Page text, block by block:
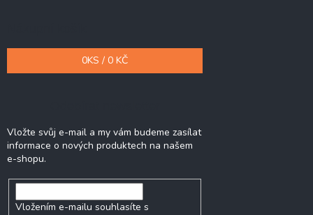
0KS / 0 KČ
Vložte svůj e-mail a my vám budeme zasílat
informace o nových produktech na našem
e-shopu.
Vložením e-mailu souhlasíte s